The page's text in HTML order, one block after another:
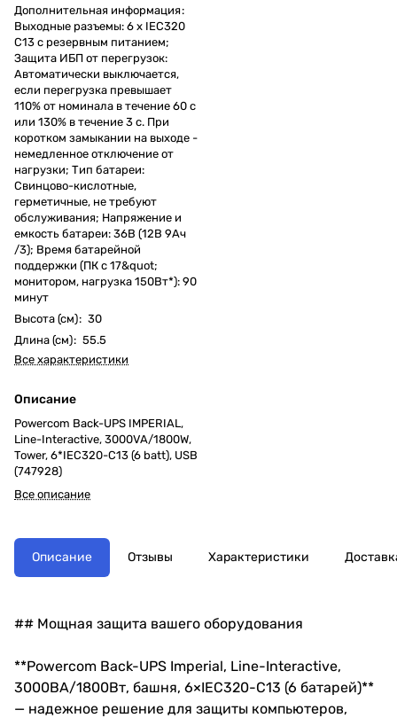
Дополнительная информация:
Выходные разъемы: 6 х IEC320
С13 с резервным питанием;
Защита ИБП от перегрузок:
Автоматически выключается,
если перегрузка превышает
110% от номинала в течение 60 с
или 130% в течение 3 с. При
коротком замыкании на выходе -
немедленное отключение от
нагрузки; Тип батареи:
Свинцово-кислотные,
герметичные, не требуют
обслуживания; Напряжение и
емкость батареи: 36В (12В 9Ач
/3); Время батарейной
поддержки (ПК с 17&quot;
монитором, нагрузка 150Вт*): 90
минут
Высота (см): 30
Длина (см): 55.5
Все характеристики
Описание
Powercom Back-UPS IMPERIAL,
Line-Interactive, 3000VA/1800W,
Tower, 6*IEC320-C13 (6 batt), USB
(747928)
Все описание
Описание Отзывы Характеристики
## Мощная защита вашего оборудования
**Powercom Back-UPS Imperial, Line-Interactive,
3000ВА/1800Вт, башня, 6×IEC320-C13 (6 батарей)**
— надежное решение для защиты компьютеров,